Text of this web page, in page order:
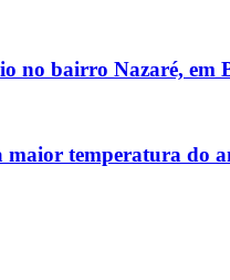
no bairro Nazaré, em
temperatura do